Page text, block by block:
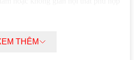
Đồng Cổ Điển
THÊM